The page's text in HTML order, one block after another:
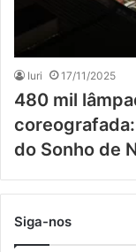
Iuri 17/11/2025
480 mil
do Sonho de
Siga-nos